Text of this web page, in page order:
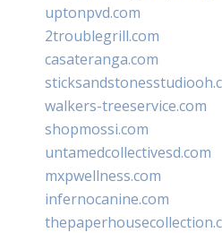
uptonpvd.com
2troublegrill.com
casateranga.com
walkers-treeservice.com
shopmossi.com
untamedcollectivesd.com
mxpwellness.com
infernocanine.com